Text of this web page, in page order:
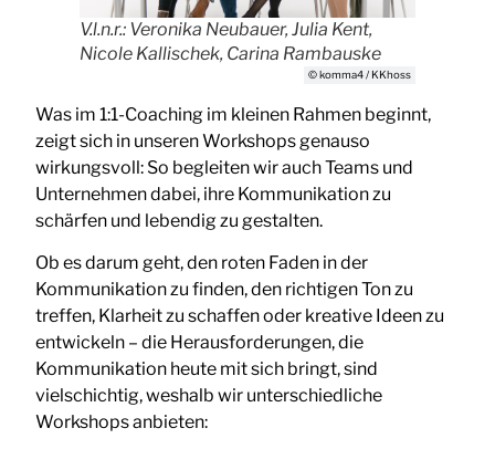
V.l.n.r.: Veronika Neubauer, Julia Kent,
Nicole Kallischek, Carina Rambauske
© komma4 / KKhoss
Was im 1:1-Coaching im kleinen Rahmen beginnt,
zeigt sich in unseren Workshops genauso
wirkungsvoll: So begleiten wir auch Teams und
Unternehmen dabei, ihre Kommunikation zu
schärfen und lebendig zu gestalten.
Ob es darum geht, den roten Faden in der
Kommunikation zu finden, den richtigen Ton zu
treffen, Klarheit zu schaffen oder kreative Ideen zu
entwickeln – die Herausforderungen, die
Kommunikation heute mit sich bringt, sind
vielschichtig, weshalb wir unterschiedliche
Workshops anbieten: